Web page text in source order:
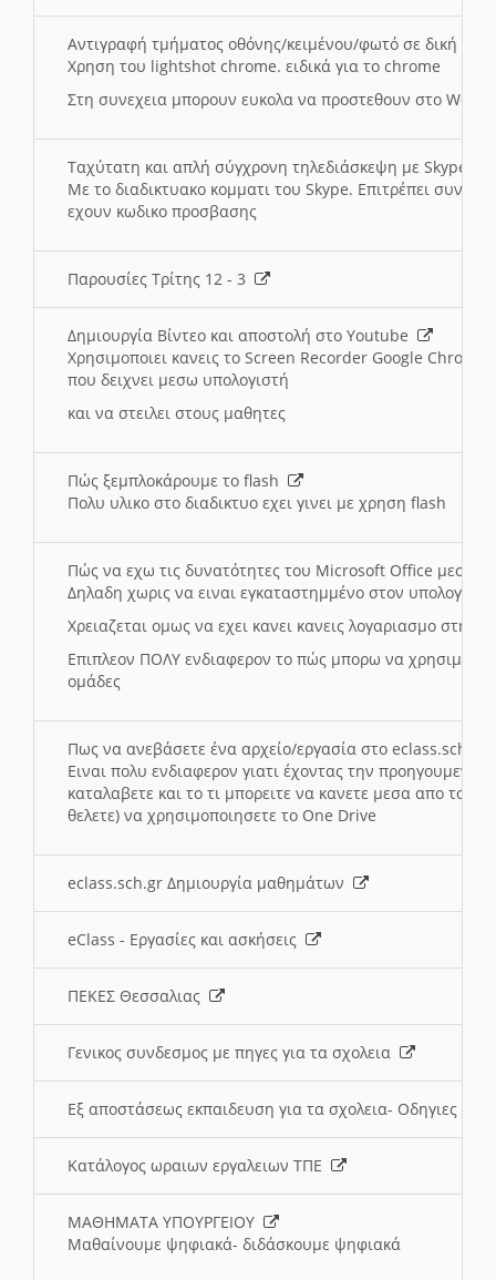
Αντιγραφή τμήματος οθόνης/κειμένου/φωτό σε δική
Χρηση του lightshot chrome. ειδικά για το chrome
Στη συνεχεια μπορουν ευκολα να προστεθουν στο Word
Ταχύτατη και απλή σύγχρονη τηλεδιάσκεψη με Skype
Με το διαδικτυακο κομματι του Skype. Επιτρέπει
εχουν κωδικο προσβασης
Παρουσίες Τρίτης 12 - 3
Δημιουργία Βίντεο και αποστολή στο Youtube
Χρησιμοποιει κανεις το Screen Recorder Google Chrome
που δειχνει μεσω υπολογιστή
και να στειλει στους μαθητες
Πώς ξεμπλοκάρουμε το flash
Πολυ υλικο στο διαδικτυο εχει γινει με χρηση flash
Πώς να εχω τις δυνατότητες του Microsoft Office μεσω
Δηλαδη χωρις να ειναι εγκαταστημμένο στον
Χρειαζεται ομως να εχει κανει κανεις λογαριασμο στη
Επιπλεον ΠΟΛΥ ενδιαφερον το πώς μπορω να
ομάδες
Πως να ανεβάσετε ένα αρχείο/εργασία στο eclass.sch.gr
Ειναι πολυ ενδιαφερον γιατι έχοντας την
καταλαβετε και το τι μπορειτε να κανετε μεσα απο το
θελετε) να χρησιμοποιησετε το One Drive
eclass.sch.gr Δημιουργία μαθημάτων
eClass - Εργασίες και ασκήσεις
ΠΕΚΕΣ Θεσσαλιας
Γενικος συνδεσμος με πηγες για τα σχολεια
Εξ αποστάσεως εκπαιδευση για τα σχολεια- Οδηγιες
Κατάλογος ωραιων εργαλειων ΤΠΕ
ΜΑΘΗΜΑΤΑ ΥΠΟΥΡΓΕΙΟΥ
Μαθαίνουμε ψηφιακά- διδάσκουμε ψηφιακά